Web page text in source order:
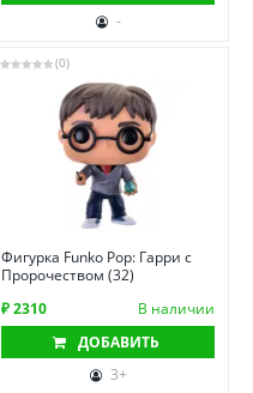
-
(0)
Фигурка Funko Pop: Гарри с
Пророчеством (32)
₽ 2310
В наличии
ДОБАВИТЬ
3+